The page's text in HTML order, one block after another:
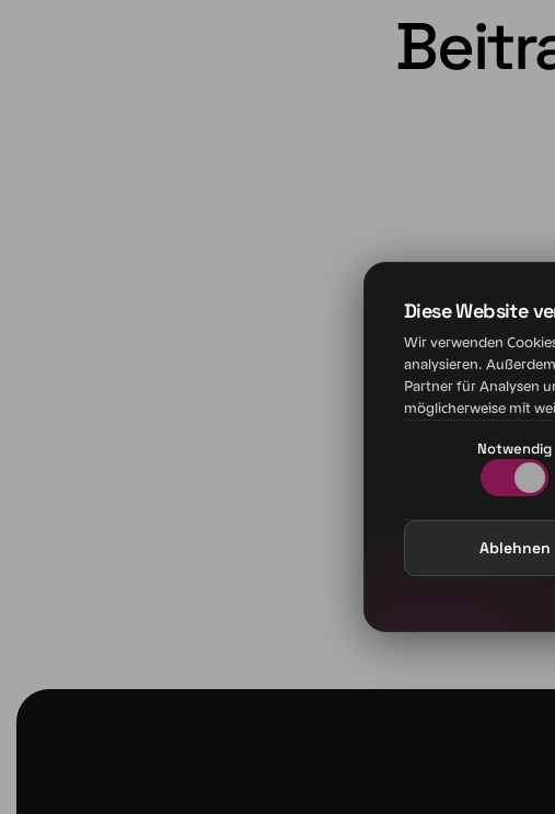
Diese Website
Wir verwenden
analysieren.
Partner für Analysen
möglicherweise mit
Notwendig
Ablehnen